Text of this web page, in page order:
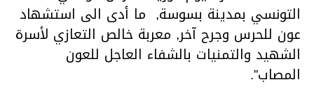
التونسي بمدينة بسوسة, ما أدى الى استشهاد
عون للحرس وجرح آخر, معربة خالص التعازي لأسرة
الشهيد والتمنيات بالشفاء العاجل للعون
المصاب”.